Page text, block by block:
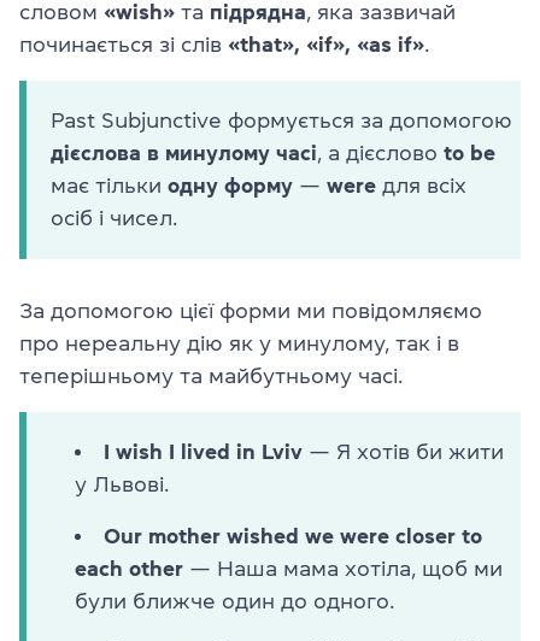
словом «wish» та підрядна, яка зазвичай
починається зі слів «that», «if», «as if».
Past Subjunctive формується за допомогою
дієслова в минулому часі, а дієслово to be
має тільки одну форму — were для всіх
осіб і чисел.
За допомогою цієї форми ми повідомляємо
про нереальну дію як у минулому, так і в
теперішньому та майбутньому часі.
I wish I lived in Lviv — Я хотів би жити
у Львові.
Our mother wished we were closer to
each other — Наша мама хотіла, щоб ми
були ближче один до одного.